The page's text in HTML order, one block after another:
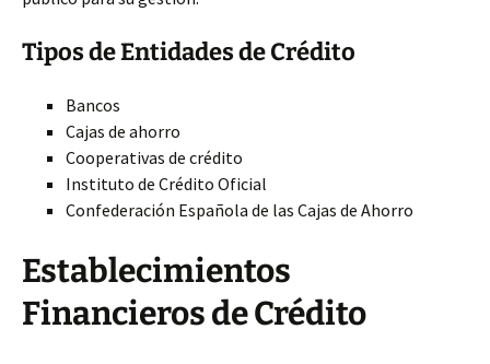
Tipos de Entidades de Crédito
Bancos
Cajas de ahorro
Cooperativas de crédito
Instituto de Crédito Oficial
Confederación Española de las Cajas de Ahorro
Establecimientos
Financieros de Crédito